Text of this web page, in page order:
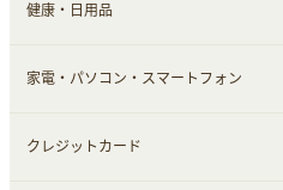
インナー・下着
靴・フットウェア
小物・かばん
グルメ
ドリンク
お酒
すべて見る
スキンケア
メイクアップ
健康・日用品
すべて見る
健康食品｜青汁・飲料
家電・パソコン・スマートフォン
すべて見る
クレジットカード